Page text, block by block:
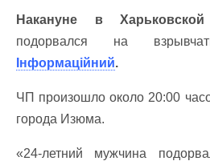
Накануне в
подорвался на
Інформаційний.
ЧП произошло около 20:00
города Изюма.
«24-летний мужчина